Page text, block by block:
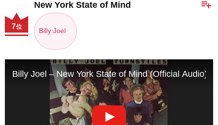
playlist_add
New York State of Mind
Billy Joel
7位
Billy Joel – New York State of Mind (Official Audio)